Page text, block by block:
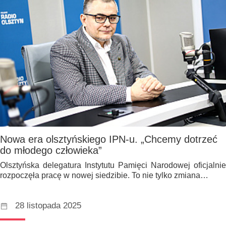
Nowa era olsztyńskiego IPN-u. „Chcemy dotrzeć
do młodego człowieka”
Olsztyńska delegatura Instytutu Pamięci Narodowej oficjalnie
rozpoczęła pracę w nowej siedzibie. To nie tylko zmiana…
28 listopada 2025